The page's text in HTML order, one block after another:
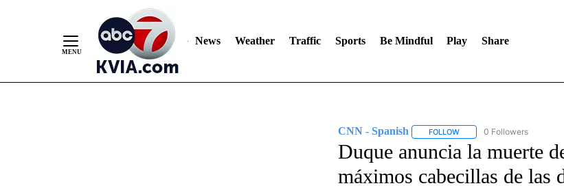
News Weather Traffic Sports Be Mindful Play Share
CNN - Spanish FOLLOWFOLLOW "CNN - SPANISH"
0 Followers
Duque anuncia la muerte
máximos cabecillas de las